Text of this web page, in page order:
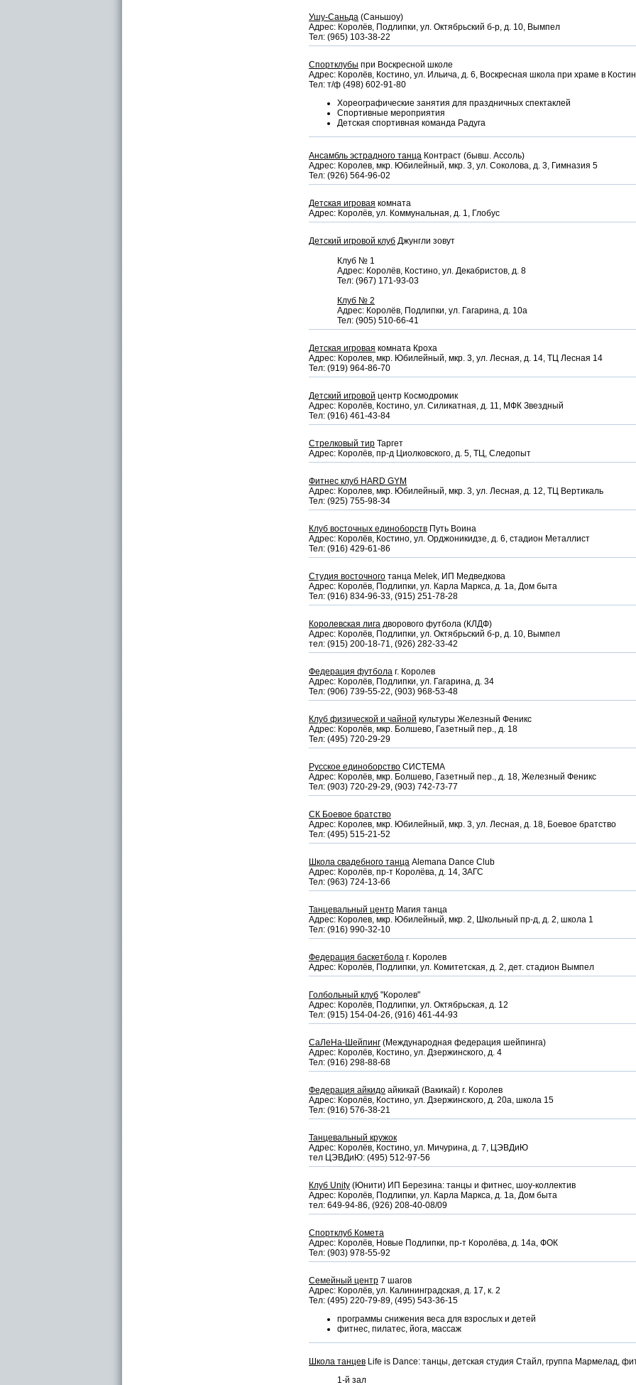
Ушу-Саньда (Саньшоу)
Адрес: Королёв, Подлипки, ул. Октябрьский б-р, д. 10, Вымпел
Тел: (965) 103-38-22
Спортклубы при Воскресной школе
Адрес: Королёв, Костино, ул. Ильича, д. 6, Воскресная школа при храме в
Тел: т/ф (498) 602-91-80
Хореографические занятия для праздничных спектаклей
Спортивные мероприятия
Детская спортивная команда Радуга
Ансамбль эстрадного танца Контраст (бывш. Ассоль)
Адрес: Королев, мкр. Юбилейный, мкр. 3, ул. Соколова, д. 3, Гимназия 5
Тел: (926) 564-96-02
Детская игровая комната
Адрес: Королёв, ул. Коммунальная, д. 1, Глобус
Детский игровой клуб Джунгли зовут
Клуб № 1
Адрес: Королёв, Костино, ул. Декабристов, д. 8
Тел: (967) 171-93-03
Клуб № 2
Адрес: Королёв, Подлипки, ул. Гагарина, д. 10а
Тел: (905) 510-66-41
Детская игровая комната Кроха
Адрес: Королев, мкр. Юбилейный, мкр. 3, ул. Лесная, д. 14, ТЦ Лесная 14
Тел: (919) 964-86-70
Детский игровой центр Космодромик
Адрес: Королёв, Костино, ул. Силикатная, д. 11, МФК Звездный
Тел: (916) 461-43-84
Стрелковый тир Таргет
Адрес: Королёв, пр-д Циолковского, д. 5, ТЦ, Следопыт
Фитнес клуб HARD GYM
Адрес: Королев, мкр. Юбилейный, мкр. 3, ул. Лесная, д. 12, ТЦ Вертикаль
Тел: (925) 755-98-34
Клуб восточных единоборств Путь Воина
Адрес: Королёв, Костино, ул. Орджоникидзе, д. 6, стадион Металлист
Тел: (916) 429-61-86
Студия восточного танца Melek, ИП Медведкова
Адрес: Королёв, Подлипки, ул. Карла Маркса, д. 1а, Дом быта
Тел: (916) 834-96-33, (915) 251-78-28
Королевская лига дворового футбола (КЛДФ)
Адрес: Королёв, Подлипки, ул. Октябрьский б-р, д. 10, Вымпел
тел: (915) 200-18-71, (926) 282-33-42
Федерация футбола г. Королев
Адрес: Королёв, Подлипки, ул. Гагарина, д. 34
Тел: (906) 739-55-22, (903) 968-53-48
Клуб физической и чайной культуры Железный Феникс
Адрес: Королёв, мкр. Болшево, Газетный пер., д. 18
Тел: (495) 720-29-29
Русское единоборство СИСТЕМА
Адрес: Королёв, мкр. Болшево, Газетный пер., д. 18, Железный Феникс
Тел: (903) 720-29-29, (903) 742-73-77
СК Боевое братство
Адрес: Королев, мкр. Юбилейный, мкр. 3, ул. Лесная, д. 18, Боевое братство
Тел: (495) 515-21-52
Школа свадебного танца Alemana Dance Club
Адрес: Королёв, пр-т Королёва, д. 14, ЗАГС
Тел: (963) 724-13-66
Танцевальный центр Магия танца
Адрес: Королев, мкр. Юбилейный, мкр. 2, Школьный пр-д, д. 2, школа 1
Тел: (916) 990-32-10
Федерация баскетбола г. Королев
Адрес: Королёв, Подлипки, ул. Комитетская, д. 2, дет. стадион Вымпел
Голбольный клуб "Королев"
Адрес: Королёв, Подлипки, ул. Октябрьская, д. 12
Тел: (915) 154-04-26, (916) 461-44-93
СаЛеНа-Шейпинг (Международная федерация шейпинга)
Адрес: Королёв, Костино, ул. Дзержинского, д. 4
Тел: (916) 298-88-68
Федерация айкидо айкикай (Вакикай) г. Королев
Адрес: Королёв, Костино, ул. Дзержинского, д. 20а, школа 15
Тел: (916) 576-38-21
Танцевальный кружок
Адрес: Королёв, Костино, ул. Мичурина, д. 7, ЦЭВДиЮ
тел ЦЭВДиЮ: (495) 512-97-56
Клуб Unity (Юнити) ИП Березина: танцы и фитнес, шоу-коллектив
Адрес: Королёв, Подлипки, ул. Карла Маркса, д. 1а, Дом быта
тел: 649-94-86, (926) 208-40-08/09
Спортклуб Комета
Адрес: Королёв, Новые Подлипки, пр-т Королёва, д. 14а, ФОК
Тел: (903) 978-55-92
Семейный центр 7 шагов
Адрес: Королёв, ул. Калининградская, д. 17, к. 2
Тел: (495) 220-79-89, (495) 543-36-15
программы снижения веса для взрослых и детей
фитнес, пилатес, йога, массаж
Школа танцев Life is Dance: танцы, детская студия Стайл, группа Мармелад,
1-й зал